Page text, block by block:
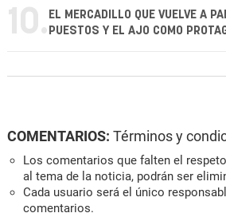
10. EL MERCADILLO QUE VUELVE A
PUESTOS Y EL AJO COMO
COMENTARIOS: Términos y
Los comentarios que falten el
al tema de la noticia, podrán ser
Cada usuario será el único
comentarios.